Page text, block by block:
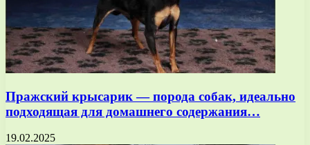
Пражский крысарик — порода собак, идеально
подходящая для домашнего содержания…
19.02.2025